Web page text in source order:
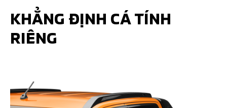
KHẲNG ĐỊNH CÁ TÍNH
RIÊNG